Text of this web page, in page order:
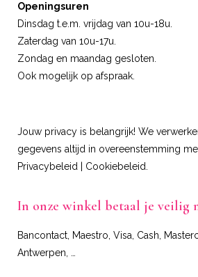
Openingsuren
Dinsdag t.e.m. vrijdag van 10u-18u.
Zaterdag van 10u-17u.
Zondag en maandag gesloten.
Ook mogelijk op afspraak.
Jouw privacy is belangrijk! We
gegevens altijd in overeenstemming
Privacybeleid | Cookiebeleid
In onze winkel betaal je veilig
Bancontact, Maestro, Visa, Cash,
Antwerpen, …